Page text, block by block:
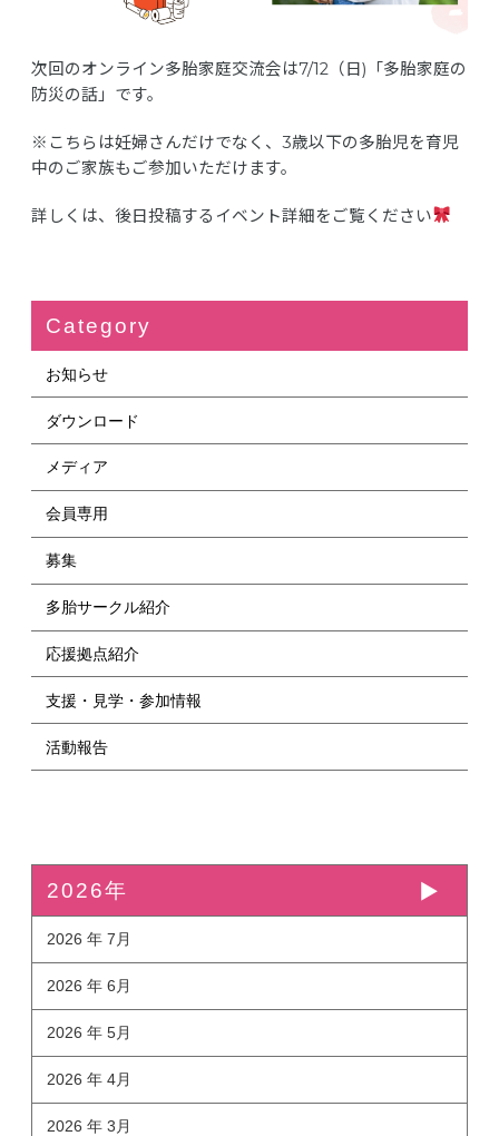
次回のオンライン多胎家庭交流会は7/12（日)「多胎家庭の
防災の話」です。
※こちらは妊婦さんだけでなく、3歳以下の多胎児を育児
中のご家族もご参加いただけます。
詳しくは、後日投稿するイベント詳細をご覧ください
Category
お知らせ
ダウンロード
メディア
会員専用
募集
多胎サークル紹介
応援拠点紹介
支援・見学・参加情報
活動報告
2026年
2026 年 7月
2026 年 6月
2026 年 5月
2026 年 4月
2026 年 3月